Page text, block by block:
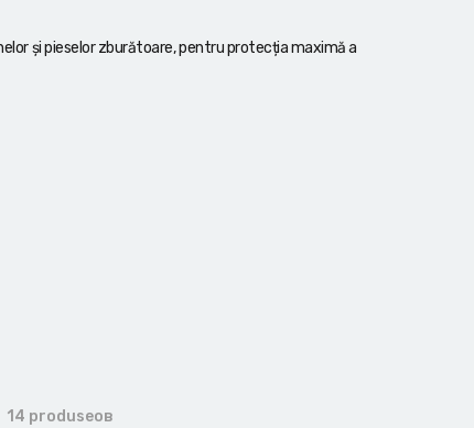
și pieselor zburătoare, pentru protecția maximă a
14 produseов